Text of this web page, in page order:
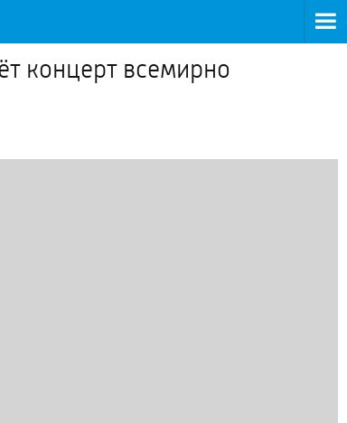
концерт всемирно